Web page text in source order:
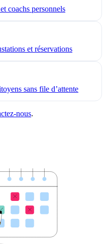
coachs personnels
et réservations
sans file d’attente
nous.